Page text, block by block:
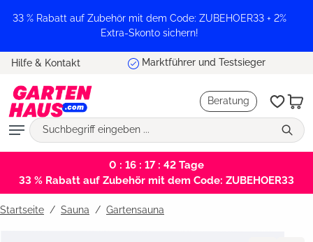
springen
33 % Rabatt auf Zubehör mit dem Code: ZUBEHOER33 + 2%
Extra-Skonto sichern!
Hilfe & Kontakt Marktführer und Testsieger
Beratung
0 : 16 : 17 : 41Tage
33 % Rabatt auf Zubehör mit dem Code: ZUBEHOER33
Startseite Sauna / Gartensauna